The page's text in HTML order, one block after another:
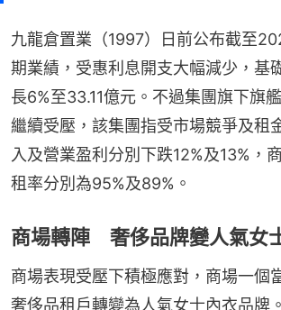
九龍倉置業（1997）日前公布截至
期業績，受惠利息開支大幅減少，基
長6%至33.11億元。不過集團旗下旗
繼續受壓，該集團指受市場競爭及租
入及營業盈利分別下跌12%及13%，
租率分別為95%及89%。
商場轉陣 奢侈品牌變人氣女
商場表現受壓下積極應對，商場一個
奢侈品租戶轉變為人氣女士內衣品牌